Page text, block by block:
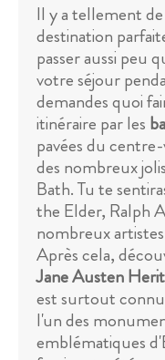
Il y a tellement
destination
passer aussi peu
votre séjour
demandes quoi
itinéraire par les
pavées du
des nombreux
Bath. Tu te
the Elder, Ralph
nombreux
Après cela,
Jane Austen
est surtout
l'un des
emblématiques